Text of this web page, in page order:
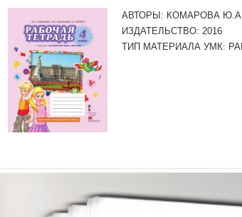
АВТОРЫ: КОМАРОВА
ИЗДАТЕЛЬСТВО: 2016
ТИП МАТЕРИАЛА УМК: